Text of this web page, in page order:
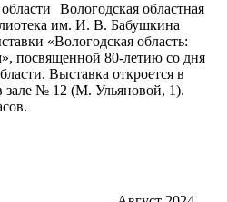
Вологодская областная
им. И. В. Бабушкина
«Вологодская область:
посвященной 80-летию со дня
Выставка откроется в
зале № 12 (М. Ульяновой, 1).